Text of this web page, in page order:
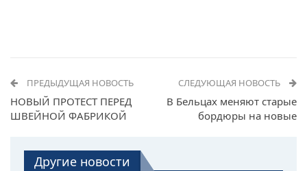
ПРЕДЫДУЩАЯ НОВОСТЬ
НОВЫЙ ПРОТЕСТ ПЕРЕД
ШВЕЙНОЙ ФАБРИКОЙ
СЛЕДУЮЩАЯ НОВОСТЬ
В Бельцах меняют старые
бордюры на новые
Другие новости